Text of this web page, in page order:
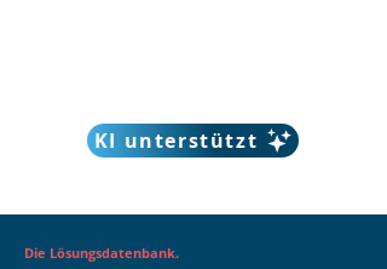
KI unterstützt
Die Lösungsdatenbank.